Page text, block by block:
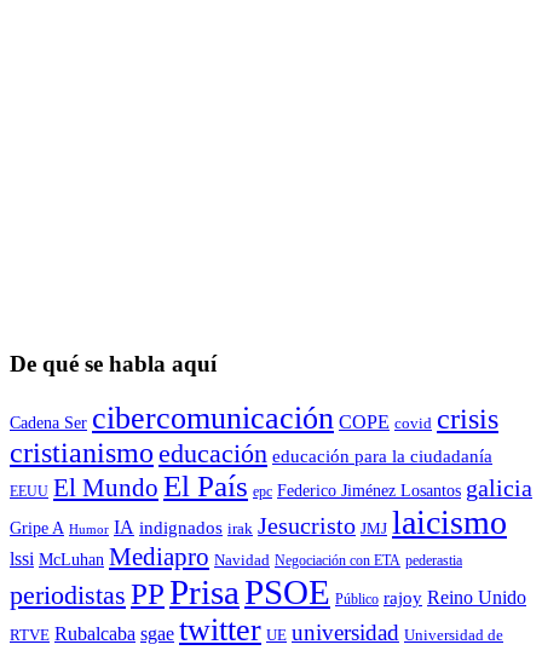
De qué se habla aquí
Cadena Ser cibercomunicación COPE covid crisis
cristianismo educación educación para la ciudadaní­a
EEUU El Mundo El País epc Federico Jiménez Losantos galicia
Gripe A Humor IA indignados irak Jesucristo JMJ laicismo
lssi McLuhan Mediapro Navidad Negociación con ETA pederastia
periodistas PPPrisaPSOE Público rajoy Reino Unido
RTVE Rubalcaba sgae twitter UE universidad Universidad de